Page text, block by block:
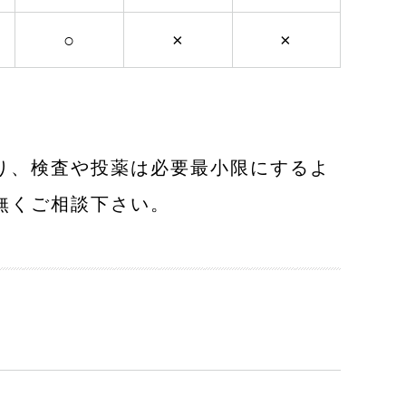
○ × ×
検査や投薬は必要最小限にするよ
ご相談下さい。